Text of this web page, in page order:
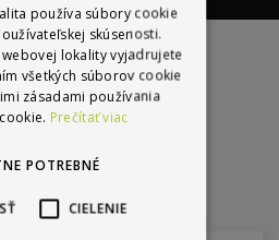
kontrola
výroby
do 5
12,8 milióna
km
kdekoľvek v
priamo
používa súbory cookie
skúsenosti.
lokality vyjadrujete
všetkých súborov cookie
zásadami používania
Prečítať viac
POTREBNÉ
CIELENIE